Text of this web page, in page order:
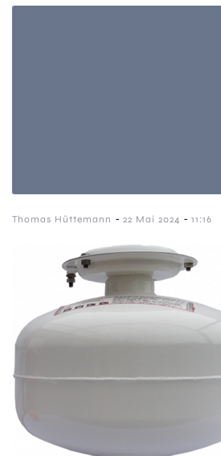
Thomas Hüttemann - 22 Mai 2024 - 11:16